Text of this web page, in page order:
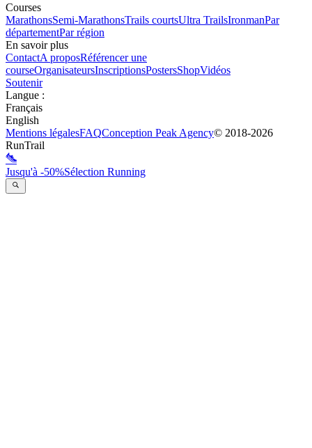
Courses
MarathonsSemi-MarathonsTrails courtsUltra TrailsIronmanPar
départementPar région
En savoir plus
ContactA proposRéférencer une
courseOrganisateursInscriptionsPostersShopVidéos
Soutenir
Langue :
Français
English
Mentions légalesFAQConception Peak Agency© 2018-2026
RunTrail
Jusqu'à -50%Sélection Running